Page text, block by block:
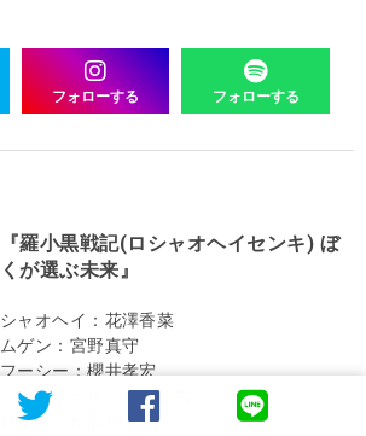
フォローする フォローする
『羅小黒戦記(ロシャオヘイセンキ) ぼ
くが選ぶ未来』
シャオヘイ：花澤香菜
ムゲン：宮野真守
フーシー：櫻井孝宏
シューファイ：斉藤壮馬
ロジュ：松岡禎丞